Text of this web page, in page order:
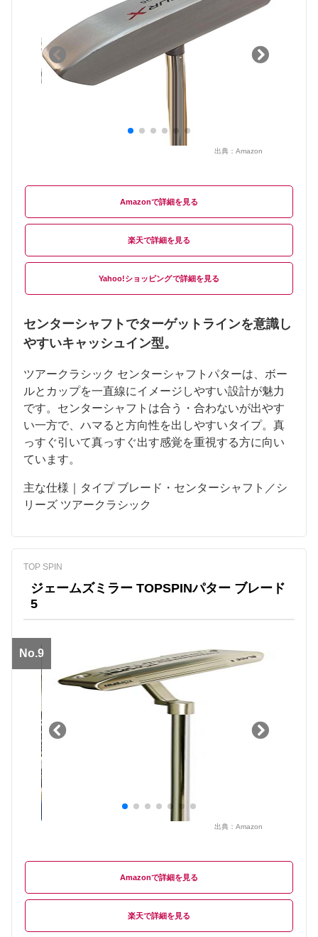
出典： Amazon
Amazon
楽天
Yahoo!ショッピング
センターシャフトでターゲットラインを意識し
やすいキャッシュイン型。
ツアークラシック センターシャフトパターは、ボー
ルとカップを一直線にイメージしやすい設計が魅力
です。センターシャフトは合う・合わないが出やす
い一方で、ハマると方向性を出しやすいタイプ。真
っすぐ引いて真っすぐ出す感覚を重視する方に向い
ています。
主な仕様｜タイプ ブレード・センターシャフト／シ
リーズ ツアークラシック
TOP SPIN
ジェームズミラー TOPSPINパター ブレード
5
No.9
出典： Amazon
Amazon
楽天